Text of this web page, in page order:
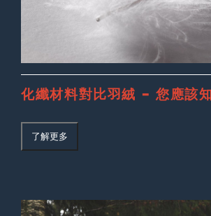
化纖材料對比羽絨 – 您應該
了解更多